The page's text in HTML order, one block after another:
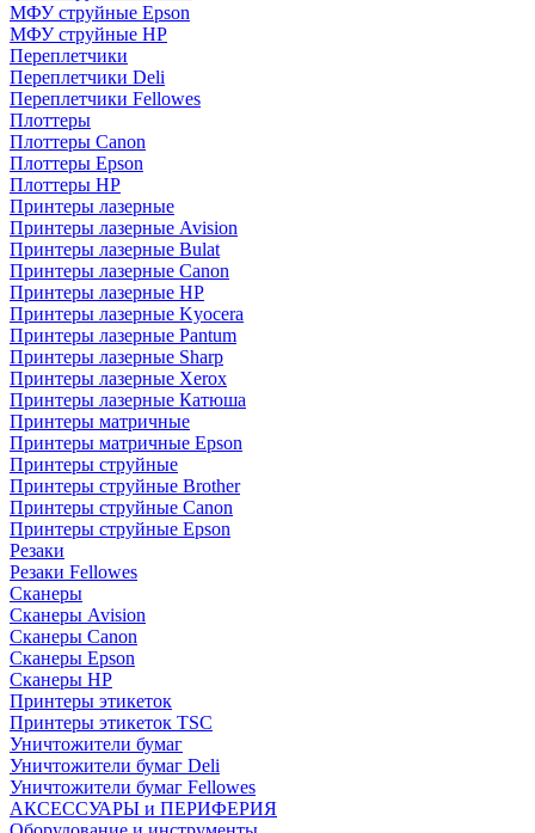
МФУ струйные Epson
МФУ струйные HP
Переплетчики
Переплетчики Deli
Переплетчики Fellowes
Плоттеры
Плоттеры Canon
Плоттеры Epson
Плоттеры HP
Принтеры лазерные
Принтеры лазерные Avision
Принтеры лазерные Bulat
Принтеры лазерные Canon
Принтеры лазерные HP
Принтеры лазерные Kyocera
Принтеры лазерные Pantum
Принтеры лазерные Sharp
Принтеры лазерные Xerox
Принтеры лазерные Катюша
Принтеры матричные
Принтеры матричные Epson
Принтеры струйные
Принтеры струйные Brother
Принтеры струйные Canon
Принтеры струйные Epson
Резаки
Резаки Fellowes
Сканеры
Сканеры Avision
Сканеры Canon
Сканеры Epson
Сканеры HP
Принтеры этикеток
Принтеры этикеток TSC
Уничтожители бумаг
Уничтожители бумаг Deli
Уничтожители бумаг Fellowes
АКСЕССУАРЫ и ПЕРИФЕРИЯ